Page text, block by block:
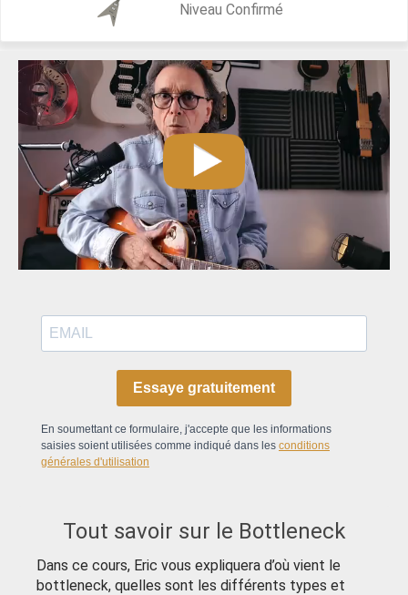
Niveau Confirmé
Essaye gratuitement
En soumettant ce formulaire, j'accepte que les informations
saisies soient utilisées comme indiqué dans les conditions
générales d'utilisation
Tout savoir sur le Bottleneck
Dans ce cours, Eric vous expliquera d’où vient le
bottleneck, quelles sont les différents types et